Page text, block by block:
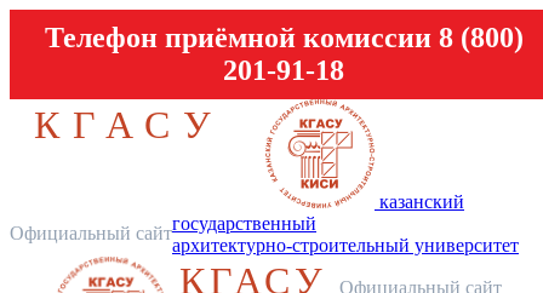
Телефон приёмной комиссии 8 (800)
201-91-18
КГАСУ
Официальный сайт
казанский
государственный
архитектурно-строительный университет
КГАСУ
Официальный сайт